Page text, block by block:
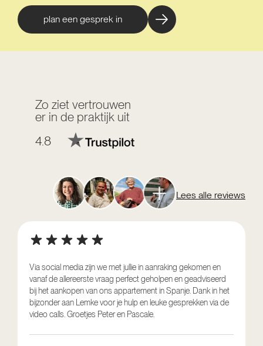
plan een gesprek in
Zo ziet vertrouwen
er in de praktijk uit
4.8
Lees alle reviews
Via social media zijn we met jullie in aanraking gekomen en
vanaf de allereerste vraag perfect geholpen en geadviseerd
bij het aankopen van ons appartement in Spanje. Dank in het
bijzonder aan Lemke voor je hulp en leuke gesprekken via de
video calls. Groetjes Peter en Pascale.